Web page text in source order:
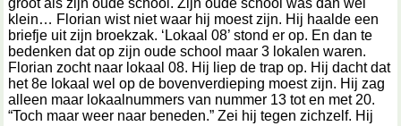
groot als zijn oude school. Zijn oude school was dan wel
klein… Florian wist niet waar hij moest zijn. Hij haalde een
briefje uit zijn broekzak. ‘Lokaal 08’ stond er op. En dan te
bedenken dat op zijn oude school maar 3 lokalen waren.
Florian zocht naar lokaal 08. Hij liep de trap op. Hij dacht dat
het 8e lokaal wel op de bovenverdieping moest zijn. Hij zag
alleen maar lokaalnummers van nummer 13 tot en met 20.
“Toch maar weer naar beneden.” Zei hij tegen zichzelf. Hij